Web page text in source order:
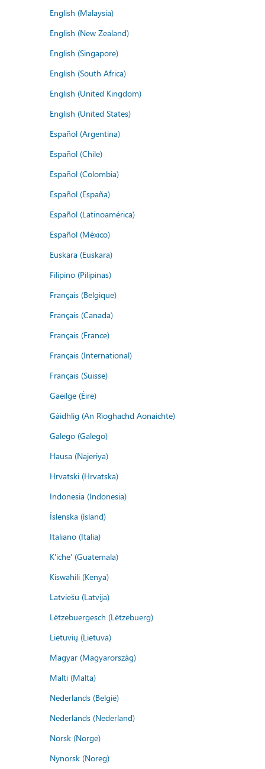
English (Malaysia)
English (New Zealand)
English (Singapore)
English (South Africa)
English (United Kingdom)
English (United States)
Español (Argentina)
Español (Chile)
Español (Colombia)
Español (España)
Español (Latinoamérica)
Español (México)
Euskara (Euskara)
Filipino (Pilipinas)
Français (Belgique)
Français (Canada)
Français (France)
Français (International)
Français (Suisse)
Gaeilge (Éire)
Gàidhlig (An Rìoghachd Aonaichte)
Galego (Galego)
Hausa (Najeriya)
Hrvatski (Hrvatska)
Indonesia (Indonesia)
Íslenska (ísland)
Italiano (Italia)
K'iche' (Guatemala)
Kiswahili (Kenya)
Latviešu (Latvija)
Lëtzebuergesch (Lëtzebuerg)
Lietuvių (Lietuva)
Magyar (Magyarország)
Malti (Malta)
Nederlands (België)
Nederlands (Nederland)
Norsk (Norge)
Nynorsk (Noreg)